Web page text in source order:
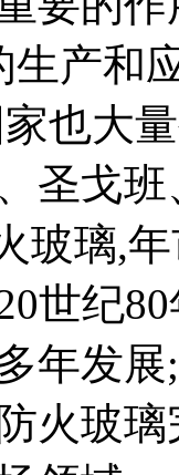
产和
也大
圣戈
玻璃,
世纪
年发
火玻